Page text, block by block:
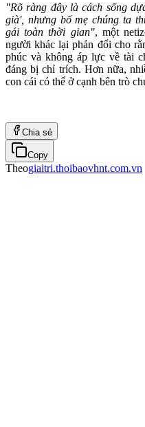
"Rõ ràng đây là cách sống
già', nhưng bố mẹ chúng ta
gái toàn thời gian", một
người khác lại phản đối cho
phúc và không áp lực về tài
đáng bị chỉ trích. Hơn nữa,
con cái có thể ở cạnh bên trò
Chia sẻ
Copy
Theogiaitri.thoibaovhnt.com.vn